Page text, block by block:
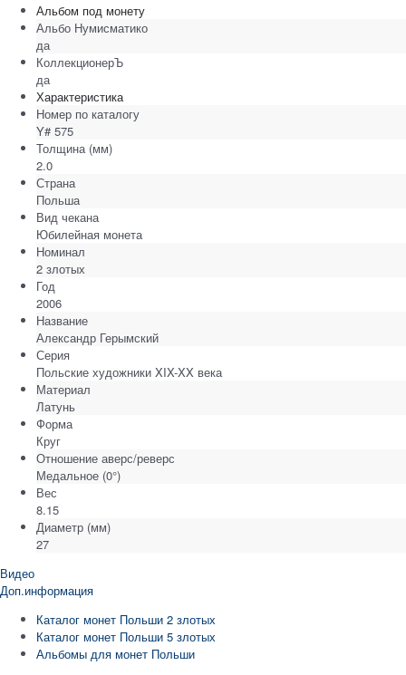
Альбом под монету
Альбо Нумисматико
да
КоллекционерЪ
да
Характеристика
Номер по каталогу
Y# 575
Толщина (мм)
2.0
Страна
Польша
Вид чекана
Юбилейная монета
Номинал
2 злотых
Год
2006
Название
Александр Герымский
Серия
Польские художники XIX-XX века
Материал
Латунь
Форма
Круг
Отношение аверс/реверс
Медальное (0°)
Вес
8.15
Диаметр (мм)
27
Видео
Доп.информация
Каталог монет Польши 2 злотых
Каталог монет Польши 5 злотых
Альбомы для монет Польши